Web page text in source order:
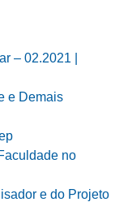
– 02.2021 |
e Demais
no
e do Projeto